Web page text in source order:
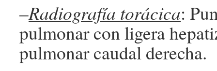
–Radiografía torácica:
pulmonar con ligera
pulmonar caudal derecha.